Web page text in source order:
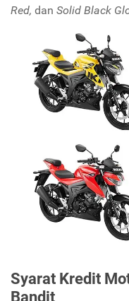
Red, dan Solid Black
Syarat Kredit
Bandit